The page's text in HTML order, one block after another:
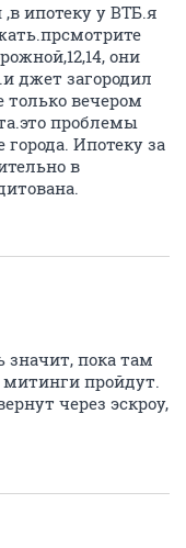
ипотеку у ВТБ.я
они
джет загородил
только вечером
проблемы
Ипотеку за
в
значит, пока там
пройдут.
через эскроу,